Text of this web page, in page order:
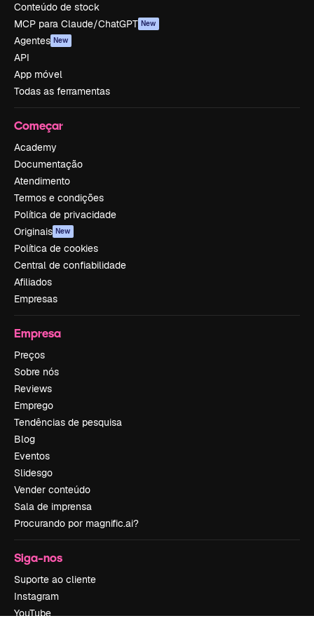
Conteúdo de stock
MCP para Claude/ChatGPT New
Agentes New
API
App móvel
Todas as ferramentas
Começar
Academy
Documentação
Atendimento
Termos e condições
Política de privacidade
Originais New
Política de cookies
Central de confiabilidade
Afiliados
Empresas
Empresa
Preços
Sobre nós
Reviews
Emprego
Tendências de pesquisa
Blog
Eventos
Slidesgo
Vender conteúdo
Sala de imprensa
Procurando por magnific.ai?
Siga-nos
Suporte ao cliente
Instagram
YouTube